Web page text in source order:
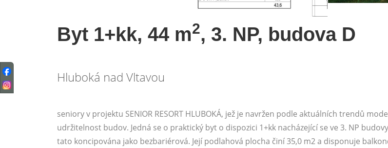
Byt 1+kk, 44 m2, 3. NP, budova D
Hluboká nad Vltavou
seniory v projektu SENIOR RESORT HLUBOKÁ, jež je navržen podle aktuálních trendů
udržitelnost budov. Jedná se o praktický byt o dispozici 1+kk nacházející se ve 3. NP
tato koncipována jako bezbariérová. Její podlahová plocha činí 35,0 m2 a disponuje